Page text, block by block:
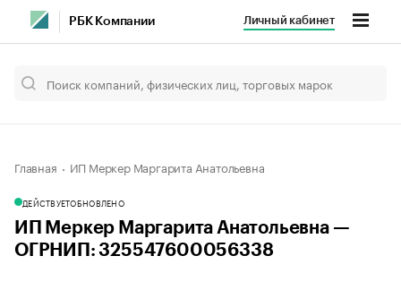
РБК Компании Личный кабинет
Главная ИП Меркер Маргарита Анатольевна
ДЕЙСТВУЕТОБНОВЛЕНО
ИП Меркер Маргарита Анатольевна —
ОГРНИП: 325547600056338